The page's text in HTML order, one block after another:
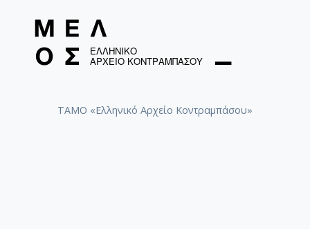
Κούκος, Περικλής. Σουϊτα για βιολοντσέλο ή
Αγραφιώτης, Δημήτριος. Τρίο για κλαρινέτο
ΤΑΜΟ «Ελληνικό Αρχείο Κοντραμπάσου»